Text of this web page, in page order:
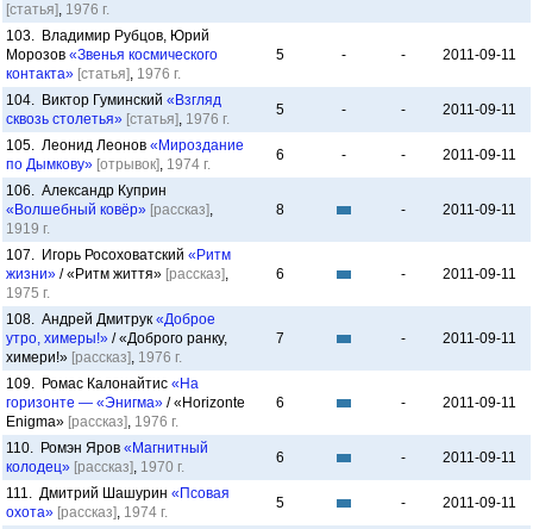
[статья], 1976 г.
103. Владимир Рубцов, Юрий
Морозов «Звенья космического
контакта» [статья], 1976 г.
5 - - 2011-09-11
104. Виктор Гуминский «Взгляд
сквозь столетья» [статья], 1976 г.
5 - - 2011-09-11
105. Леонид Леонов «Мироздание
по Дымкову» [отрывок], 1974 г.
6 - - 2011-09-11
106. Александр Куприн
«Волшебный ковёр» [рассказ],
1919 г.
8 - 2011-09-11
107. Игорь Росоховатский «Ритм
жизни» / «Ритм життя» [рассказ],
1975 г.
6 - 2011-09-11
108. Андрей Дмитрук «Доброе
утро, химеры!» / «Доброго ранку,
химери!» [рассказ], 1976 г.
7 - 2011-09-11
109. Ромас Калонайтис «На
горизонте — «Энигма» / «Horizonte
Enigma» [рассказ], 1976 г.
6 - 2011-09-11
110. Ромэн Яров «Магнитный
колодец» [рассказ], 1970 г.
6 - 2011-09-11
111. Дмитрий Шашурин «Псовая
охота» [рассказ], 1974 г.
5 - 2011-09-11